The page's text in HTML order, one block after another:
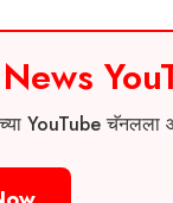
YouTube